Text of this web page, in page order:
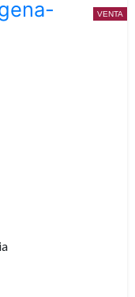
VENTA